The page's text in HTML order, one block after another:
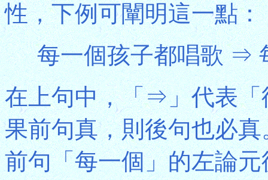
性，下例可闡明這一點：
每一個孩子都唱歌 ⇒
在上句中，「⇒」代表「
果前句真，則後句也必
前句「每一個」的左論